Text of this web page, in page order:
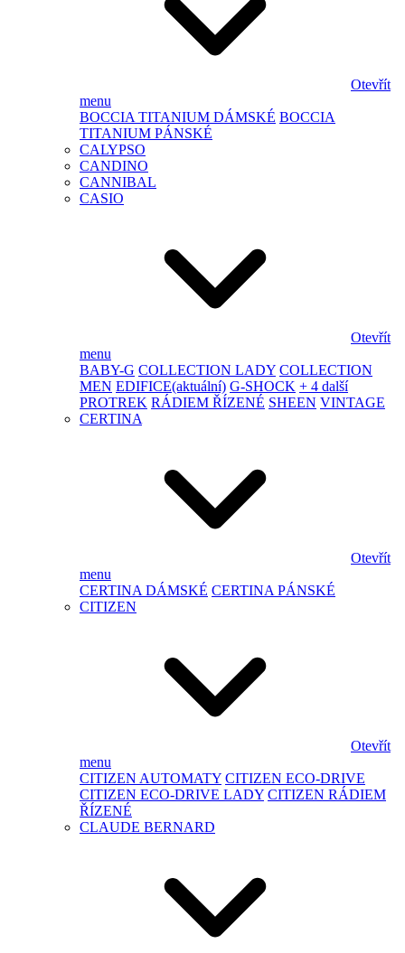
Otevřít
menu
BOCCIA TITANIUM DÁMSKÉ BOCCIA
TITANIUM PÁNSKÉ
CALYPSO
CANDINO
CANNIBAL
CASIO
Otevřít
menu
BABY-G COLLECTION LADY COLLECTION
MEN EDIFICE(aktuální) G-SHOCK + 4 další
PROTREK RÁDIEM ŘÍZENÉ SHEEN VINTAGE
CERTINA
Otevřít
menu
CERTINA DÁMSKÉ CERTINA PÁNSKÉ
CITIZEN
Otevřít
menu
CITIZEN AUTOMATY CITIZEN ECO-DRIVE
CITIZEN ECO-DRIVE LADY CITIZEN RÁDIEM
ŘÍZENÉ
CLAUDE BERNARD